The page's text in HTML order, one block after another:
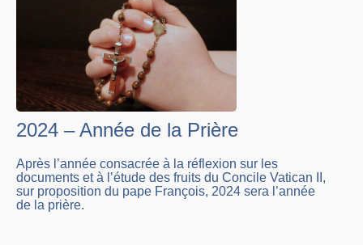
2024 – Année de la Prière
Après l’année consacrée à la réflexion sur les
documents et à l’étude des fruits du Concile Vatican II,
sur proposition du pape François, 2024 sera l’année
de la prière.